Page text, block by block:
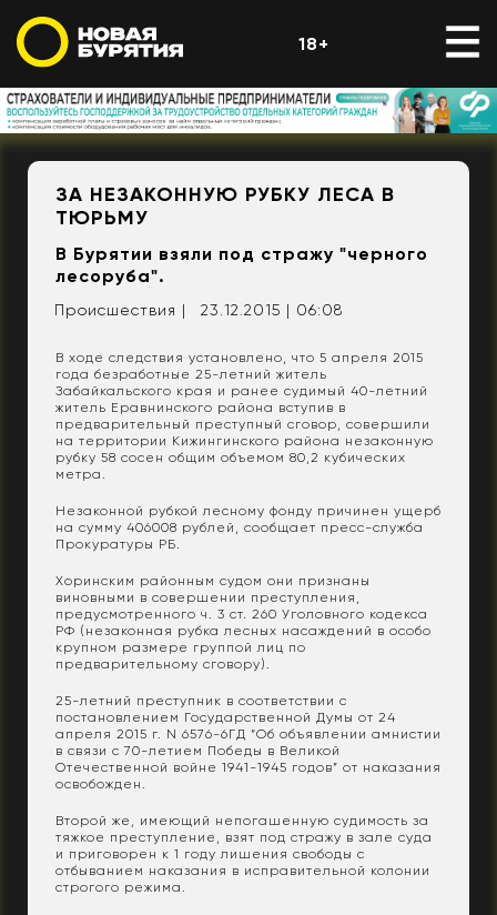
18+
ЗА НЕЗАКОННУЮ РУБКУ ЛЕСА В
ТЮРЬМУ
В Бурятии взяли под стражу "черного
лесоруба".
Происшествия | 23.12.2015 | 06:08
В ходе следствия установлено, что 5 апреля 2015
года безработные 25-летний житель
Забайкальского края и ранее судимый 40-летний
житель Еравнинского района вступив в
предварительный преступный сговор, совершили
на территории Кижингинского района незаконную
рубку 58 сосен общим объемом 80,2 кубических
метра.
Незаконной рубкой лесному фонду причинен ущерб
на сумму 406008 рублей, сообщает пресс-служба
Прокуратуры РБ.
Хоринским районным судом они признаны
виновными в совершении преступления,
предусмотренного ч. 3 ст. 260 Уголовного кодекса
РФ (незаконная рубка лесных насаждений в особо
крупном размере группой лиц по
предварительному сговору).
25-летний преступник в соответствии с
постановлением Государственной Думы от 24
апреля 2015 г. N 6576-6ГД “Об объявлении амнистии
в связи с 70-летием Победы в Великой
Отечественной войне 1941-1945 годов” от наказания
освобожден.
Второй же, имеющий непогашенную судимость за
тяжкое преступление, взят под стражу в зале суда
и приговорен к 1 году лишения свободы с
отбыванием наказания в исправительной колонии
строгого режима.